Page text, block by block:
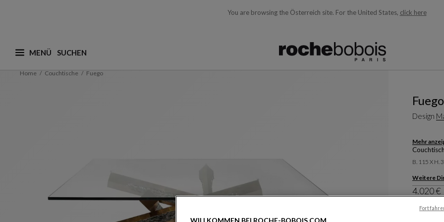
You are browsing the Österreich site. For the United States, click here
MENÜ
Was suchen Sie ? (vorschläge werden nachstehend angezeigt und laufend aktualisiert, während Sie den Suchbegriff
Home Couchtische Fuego
Fuego
Design
Mehr
Couchtisch
B. 115 X H.
Weitere
4.020 €
Preis für
WILLKOMMEN BEI ROCHE-BOBOIS.COM